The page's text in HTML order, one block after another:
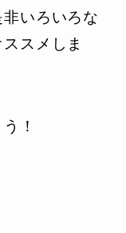
いろいろな
スメしま
！